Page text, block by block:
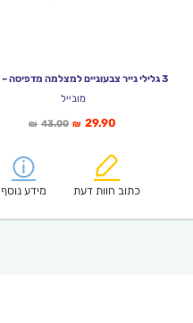
3 גלילי נייר צבעוניים למצלמה מדפיסה – מובייל
מובייל
₪ 43.00המחיר
₪43.00.
₪ 29.90
הוא:
כתוב חוות דעת
מידע נוסף